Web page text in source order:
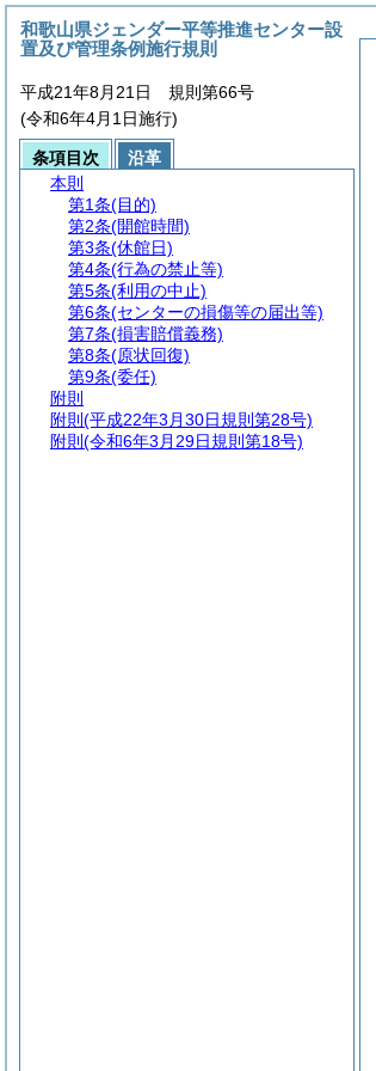
和歌山県ジェンダー平等推進センター設
置及び管理条例施行規則
平成21年8月21日 規則第66号
(令和6年4月1日施行)
条項目次
沿革
本則
第1条(目的)
第2条(開館時間)
第3条(休館日)
第4条(行為の禁止等)
第5条(利用の中止)
第6条(センターの損傷等の届出等)
第7条(損害賠償義務)
第8条(原状回復)
第9条(委任)
附則
附則 (平成22年3月30日規則第28号)
附則 (令和6年3月29日規則第18号)